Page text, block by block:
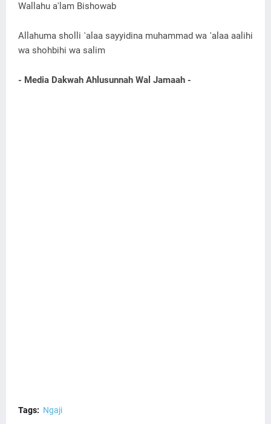
Wallahu a'lam Bishowab
Allahuma sholli 'alaa sayyidina muhammad wa 'alaa aalihi
wa shohbihi wa salim
- Media Dakwah Ahlusunnah Wal Jamaah -
Tags: Ngaji